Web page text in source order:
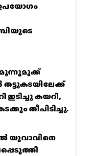
ഇടിച്ചു കയറി,
തീപിടിച്ചു.
യുവാവിനെ